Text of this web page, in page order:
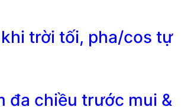
trời tối, pha/cos tự
đa chiều trước mui &